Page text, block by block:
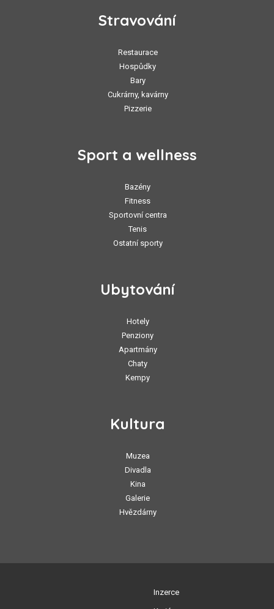
Stravování
Restaurace
Hospůdky
Bary
Cukrárny, kavárny
Pizzerie
Sport a wellness
Bazény
Fitness
Sportovní centra
Tenis
Ostatní sporty
Ubytování
Hotely
Penziony
Apartmány
Chaty
Kempy
Kultura
Muzea
Divadla
Kina
Galerie
Hvězdárny
Inzerce